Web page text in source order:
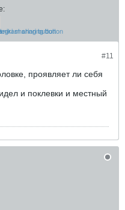
#11
проявляет ли себя
и поклевки и местный